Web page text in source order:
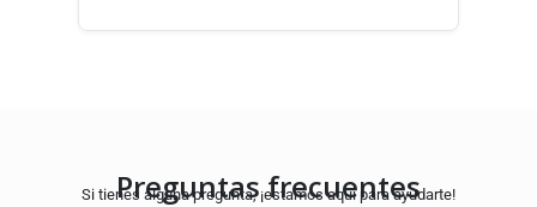
Preguntas frecuentes
Si tienes alguna pregunta, ¡estamos aquí para ayudarte!